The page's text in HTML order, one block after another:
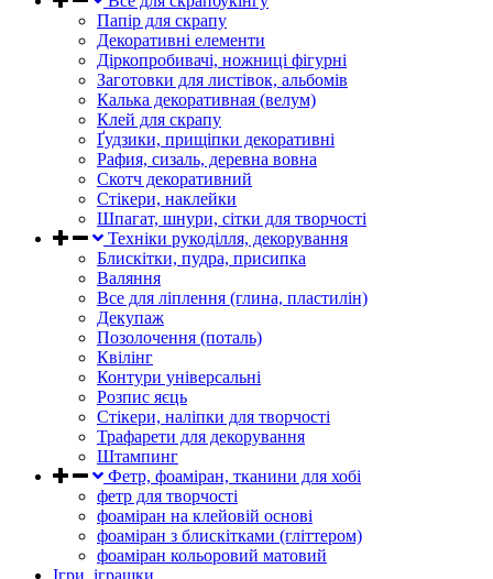
Папір для скрапу
Декоративні елементи
Діркопробивачі, ножниці фігурні
Заготовки для листівок, альбомів
Калька декоративная (велум)
Клей для скрапу
Ґудзики, прищіпки декоративні
Рафия, сизаль, деревна вовна
Скотч декоративний
Стікери, наклейки
Шпагат, шнури, сітки для творчості
Техніки рукоділля, декорування
Блискітки, пудра, присипка
Валяння
Все для ліплення (глина, пластилін)
Декупаж
Позолочення (поталь)
Квілінг
Контури універсальні
Розпис яєць
Стікери, наліпки для творчості
Трафарети для декорування
Штампинг
Фетр, фоаміран, тканини для хобі
фетр для творчості
фоаміран на клейовій основі
фоаміран з блискітками (гліттером)
фоаміран кольоровий матовий
Ігри, іграшки